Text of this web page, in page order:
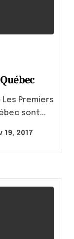
sont...
19, 2017